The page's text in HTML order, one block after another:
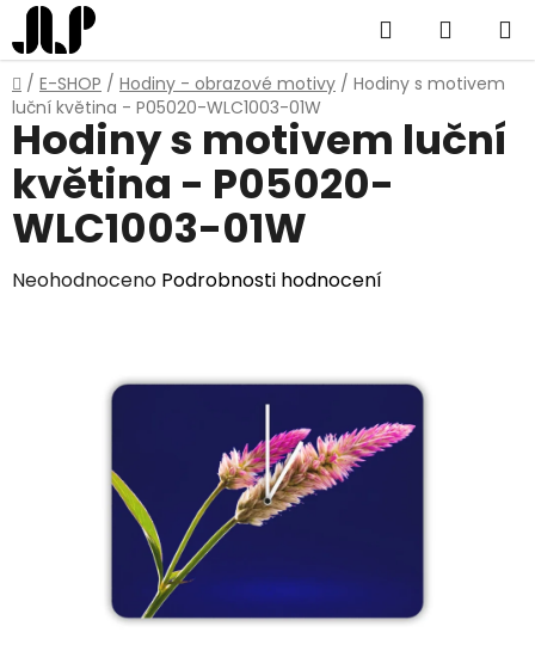
Přejít
na
obsah
Hledat
KOŠÍK
Domů
/ E-SHOP / Hodiny - obrazové motivy / Hodiny s motivem
luční květina - P05020-WLC1003-01W
Hodiny s motivem luční
květina - P05020-
WLC1003-01W
Průměrné
Neohodnoceno Podrobnosti hodnocení